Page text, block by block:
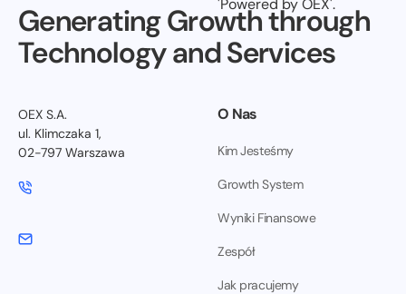
Generating Growth through
Technology and Services
OEX S.A.
ul. Klimczaka 1,
02-797 Warszawa
O Nas
Kim Jesteśmy
Growth System
Wyniki Finansowe
Zespół
Jak pracujemy